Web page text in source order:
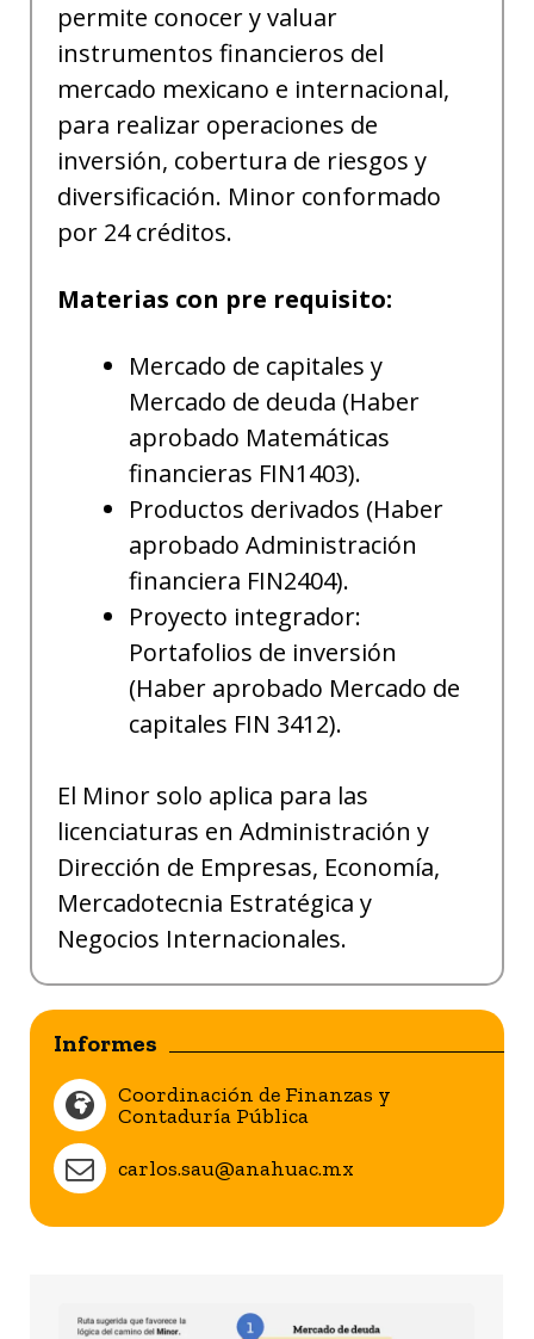
permite conocer y valuar
instrumentos financieros del
mercado mexicano e internacional,
para realizar operaciones de
inversión, cobertura de riesgos y
diversificación. Minor conformado
por 24 créditos.
Materias con pre requisito:
Mercado de capitales y
Mercado de deuda (Haber
aprobado Matemáticas
financieras FIN1403).
Productos derivados (Haber
aprobado Administración
financiera FIN2404).
Proyecto integrador:
Portafolios de inversión
(Haber aprobado Mercado de
capitales FIN 3412).
El Minor solo aplica para las
licenciaturas en Administración y
Dirección de Empresas, Economía,
Mercadotecnia Estratégica y
Negocios Internacionales.
Informes
Coordinación de Finanzas y
Contaduría Pública
carlos.sau@anahuac.mx